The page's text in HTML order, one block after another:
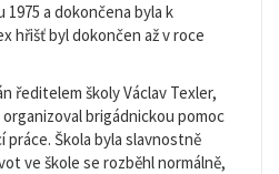
a dokončena byla k
hřišť byl dokončen až v roce
ředitelem školy Václav Texler,
brigádnickou pomoc
Škola byla slavnostně
ve škole se rozběhl normálně,